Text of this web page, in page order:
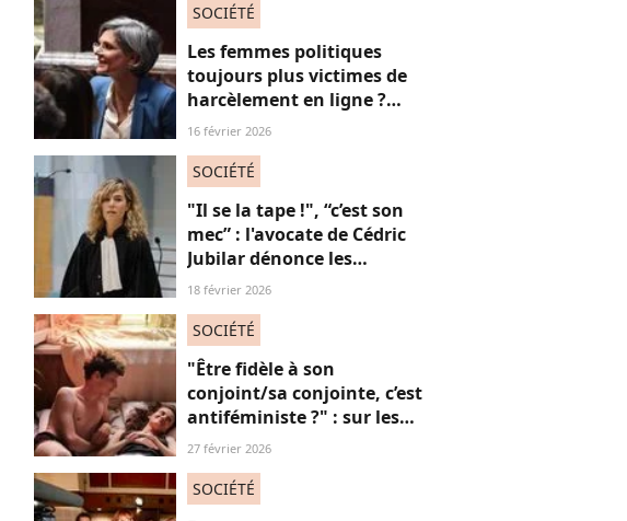
absolument jubilatoire
SOCIÉTÉ
Les femmes politiques
toujours plus victimes de
harcèlement en ligne ?
Une étude interroge ce
16 février 2026
SOCIÉTÉ
"Il se la tape !", “c’est son
mec” : l'avocate de Cédric
Jubilar dénonce les
réflexions misogynes
subissent toutes ses
consœurs
18 février 2026
SOCIÉTÉ
"Être fidèle à son
conjoint/sa conjointe, c’est
antiféministe ?" : sur les
réseaux sociaux, cette
27 février 2026
SOCIÉTÉ